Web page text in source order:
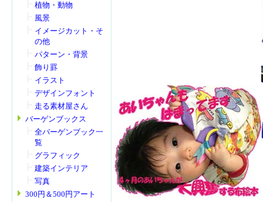
植物・動物
風景
イメージカット・そ
の他
パターン・背景
飾り罫
イラスト
デザインフォント
走る素材屋さん
バーゲンブックス
全バーゲンブック一
覧
グラフィック
建築インテリア
写真
300円＆500円アート